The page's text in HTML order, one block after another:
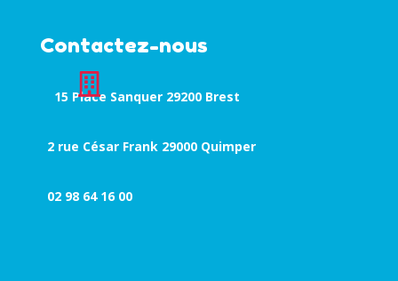
Contactez-nous
15 Place Sanquer 29200 Brest
2 rue César Frank 29000 Quimper
02 98 64 16 00
